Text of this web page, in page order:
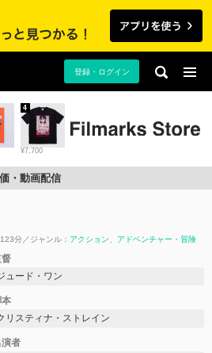
登録・ログイン
¥7,700
4
・動画配信
123分 ジャンル： アクション アドベンチャー・冒険
督
ュード・ワン
本
リスティナ・ストレイン
者